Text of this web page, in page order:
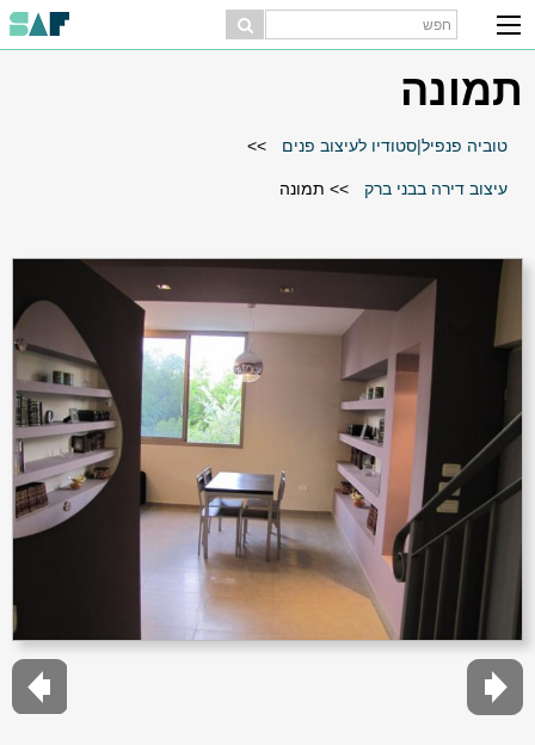
תמונה
טוביה פנפיל|סטודיו לעיצוב פנים >>
עיצוב דירה בבני ברק >> תמונה